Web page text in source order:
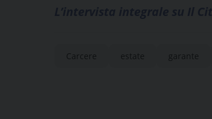
Carcere estate garante